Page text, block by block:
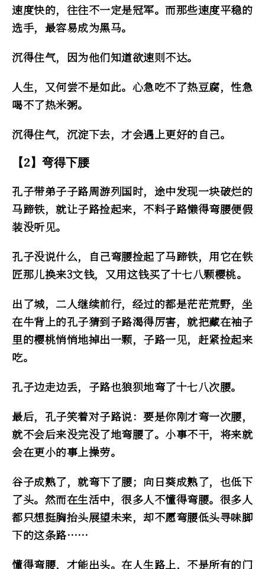
速度快的，往往不一定是冠军。而那些速度平稳的
选手，最容易成为黑马。
沉得住气，因为他们知道欲速则不达。
人生，又何尝不是如此。心急吃不了热豆腐，性急
喝不了热米粥。
沉得住气，沉淀下去，才会遇上更好的自己。
【2】弯得下腰
孔子带弟子子路周游列国时，途中发现一块破烂的
马蹄铁，就让子路捡起来，不料子路懒得弯腰便假
装没听见。
孔子没说什么，自己弯腰捡起了马蹄铁，用它在铁
匠那儿换来3文钱，又用这钱买了十七八颗樱桃。
出了城，二人继续前行，经过的都是茫茫荒野，坐
在牛背上的孔子猜到子路渴得厉害，就把藏在袖子
里的樱桃悄悄地掉出一颗，子路一见，赶紧捡起来
吃。
孔子边走边丢，子路也狼狈地弯了十七八次腰。
最后，孔子笑着对子路说：要是你刚才弯一次腰，
就不会后来没完没了地弯腰了。小事不干，将来就
会在更小的事上操劳。
谷子成熟了，就弯下了腰；向日葵成熟了，也低下
了头。然而在生活中，很多人不懂得弯腰。很多人
都只想挺胸抬头展望未来，却不愿弯腰低头寻味脚
下的这条路……
懂得弯腰，才能出头。在人生路上，不是所有的门